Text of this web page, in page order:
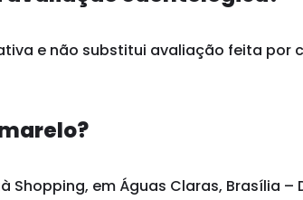
e não substitui avaliação feita por
em Águas Claras, Brasília –